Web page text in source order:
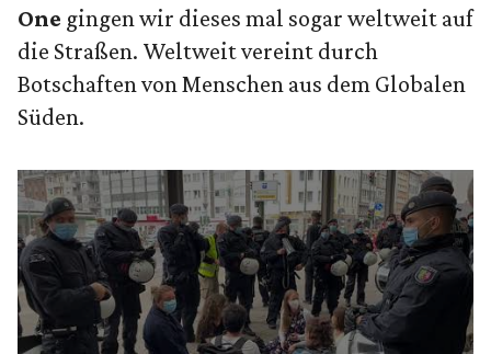
One gingen wir dieses mal sogar weltweit auf
die Straßen. Weltweit vereint durch
Botschaften von Menschen aus dem Globalen
Süden.